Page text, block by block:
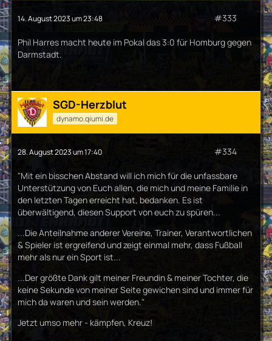
14. August 2023 um 23:48 #333
Phil Harres macht heute im Pokal das 3:0 für Homburg gegen
Darmstadt.
SGD-Herzblut
dynamo.qiumi.de
28. August 2023 um 17:40 #334
"Mit ein bisschen Abstand will ich mich für die unfassbare
Unterstützung von Euch allen, die mich und meine Familie in
den letzten Tagen erreicht hat, bedanken. Es ist
überwältigend, diesen Support von euch zu spüren...
...Die Anteilnahme anderer Vereine, Trainer, Verantwortlichen
& Spieler ist ergreifend und zeigt einmal mehr, dass Fußball
mehr als nur ein Sport ist...
...Der größte Dank gilt meiner Freundin & meiner Tochter, die
keine Sekunde von meiner Seite gewichen sind und immer für
mich da waren und sein werden."
Jetzt umso mehr - kämpfen, Kreuz!